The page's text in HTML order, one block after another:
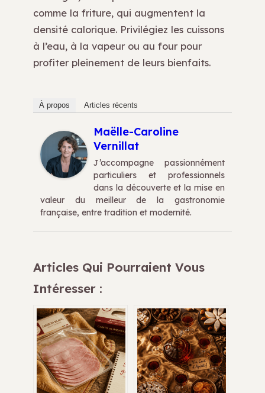
comme la friture, qui augmentent la
densité calorique. Privilégiez les cuissons
à l’eau, à la vapeur ou au four pour
profiter pleinement de leurs bienfaits.
À propos Articles récents
Maëlle-Caroline
Vernillat
J’accompagne passionnément
particuliers et professionnels
dans la découverte et la mise en
valeur du meilleur de la gastronomie
française, entre tradition et modernité.
Articles Qui Pourraient Vous
Intéresser :